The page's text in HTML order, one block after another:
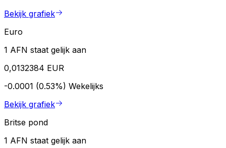
Bekijk grafiek
Euro
1 AFN staat gelijk aan
0,0132384 EUR
-0.0001 (0.53%) Wekelijks
Bekijk grafiek
Britse pond
1 AFN staat gelijk aan